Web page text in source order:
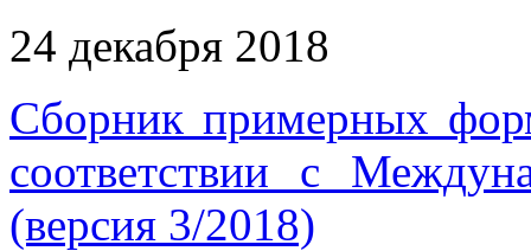
24 декабря 2018
Сборник примерных
соответствии с
(версия 3/2018)